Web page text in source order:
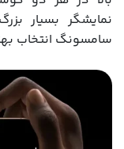
نمایشگر بسیار
سامسونگ انتخاب